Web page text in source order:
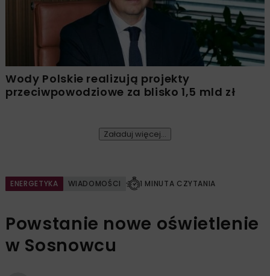
Wody Polskie realizują projekty
przeciwpowodziowe za blisko 1,5 mld zł
Załaduj więcej...
ENERGETYKA WIADOMOŚCI 1 MINUTA CZYTANIA
Powstanie nowe oświetlenie
w Sosnowcu